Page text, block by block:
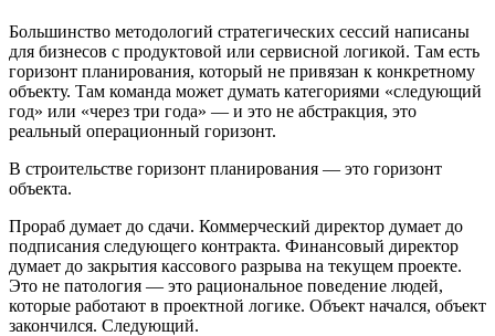
Большинство методологий стратегических сессий написаны
для бизнесов с продуктовой или сервисной логикой. Там есть
горизонт планирования, который не привязан к конкретному
объекту. Там команда может думать категориями «следующий
год» или «через три года» — и это не абстракция, это
реальный операционный горизонт.
В строительстве горизонт планирования — это горизонт
объекта.
Прораб думает до сдачи. Коммерческий директор думает до
подписания следующего контракта. Финансовый директор
думает до закрытия кассового разрыва на текущем проекте.
Это не патология — это рациональное поведение людей,
которые работают в проектной логике. Объект начался, объект
закончился. Следующий.